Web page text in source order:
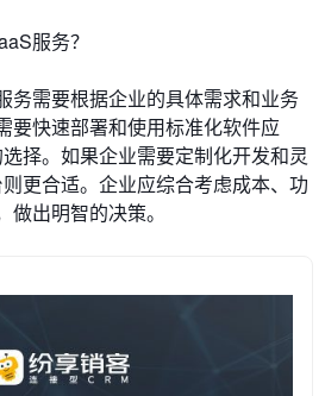
服务？
务需要根据企业的具体需求和业务
要快速部署和使用标准化软件应
择。如果企业需要定制化开发和灵
更合适。企业应综合考虑成本、功
出明智的决策。